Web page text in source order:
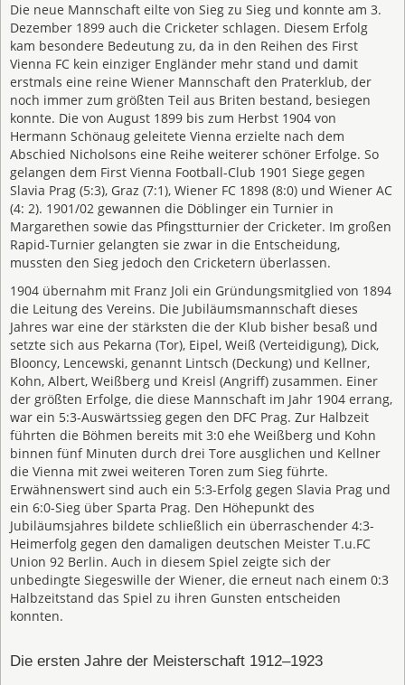
Die neue Mannschaft eilte von Sieg zu Sieg und konnte am 3.
Dezember 1899 auch die Cricketer schlagen. Diesem Erfolg
kam besondere Bedeutung zu, da in den Reihen des First
Vienna FC kein einziger Engländer mehr stand und damit
erstmals eine reine Wiener Mannschaft den Praterklub, der
noch immer zum größten Teil aus Briten bestand, besiegen
konnte. Die von August 1899 bis zum Herbst 1904 von
Hermann Schönaug geleitete Vienna erzielte nach dem
Abschied Nicholsons eine Reihe weiterer schöner Erfolge. So
gelangen dem First Vienna Football-Club 1901 Siege gegen
Slavia Prag (5:3), Graz (7:1), Wiener FC 1898 (8:0) und Wiener AC
(4: 2). 1901/02 gewannen die Döblinger ein Turnier in
Margarethen sowie das Pfingstturnier der Cricketer. Im großen
Rapid-Turnier gelangten sie zwar in die Entscheidung,
mussten den Sieg jedoch den Cricketern überlassen.
1904 übernahm mit Franz Joli ein Gründungsmitglied von 1894
die Leitung des Vereins. Die Jubiläumsmannschaft dieses
Jahres war eine der stärksten die der Klub bisher besaß und
setzte sich aus Pekarna (Tor), Eipel, Weiß (Verteidigung), Dick,
Blooncy, Lencewski, genannt Lintsch (Deckung) und Kellner,
Kohn, Albert, Weißberg und Kreisl (Angriff) zusammen. Einer
der größten Erfolge, die diese Mannschaft im Jahr 1904 errang,
war ein 5:3-Auswärtssieg gegen den DFC Prag. Zur Halbzeit
führten die Böhmen bereits mit 3:0 ehe Weißberg und Kohn
binnen fünf Minuten durch drei Tore ausglichen und Kellner
die Vienna mit zwei weiteren Toren zum Sieg führte.
Erwähnenswert sind auch ein 5:3-Erfolg gegen Slavia Prag und
ein 6:0-Sieg über Sparta Prag. Den Höhepunkt des
Jubiläumsjahres bildete schließlich ein überraschender 4:3-
Heimerfolg gegen den damaligen deutschen Meister T.u.FC
Union 92 Berlin. Auch in diesem Spiel zeigte sich der
unbedingte Siegeswille der Wiener, die erneut nach einem 0:3
Halbzeitstand das Spiel zu ihren Gunsten entscheiden
konnten.
Die ersten Jahre der Meisterschaft 1912–1923